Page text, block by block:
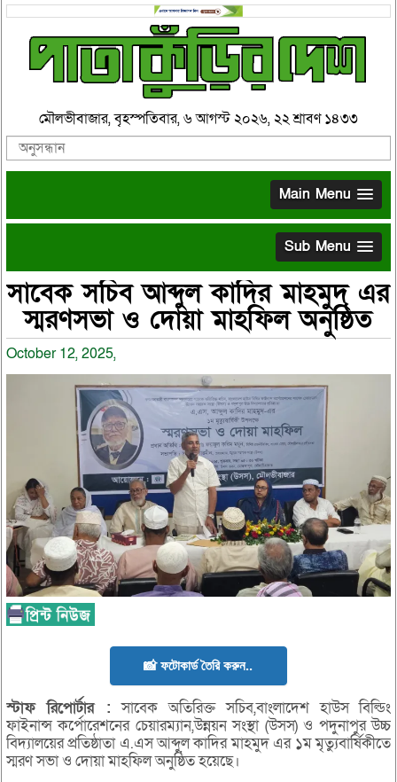
মৌলভীবাজার, বৃহস্পতিবার, ৬ আগস্ট ২০২৬, ২২ শ্রাবণ ১৪৩৩
Main Menu
Sub Menu
সাবেক সচিব আব্দুল কাদির মাহমুদ এর
স্মরণসভা ও দোয়া মাহফিল অনুষ্ঠিত
October 12, 2025,
📸 ফটোকার্ড তৈরি করুন..
স্টাফ রিপোর্টার : সাবেক অতিরিক্ত সচিব,বাংলাদেশ হাউস বিল্ডিং
ফাইনান্স কর্পোরেশনের চেয়ারম্যান,উন্নয়ন সংস্থা (উসস) ও পদুনাপুর উচ্চ
বিদ্যালয়ের প্রতিষ্ঠাতা এ.এস আব্দুল কাদির মাহমুদ এর ১ম মৃত্যুবার্ষিকীতে
স্মরণ সভা ও দোয়া মাহফিল অনুষ্ঠিত হয়েছে।